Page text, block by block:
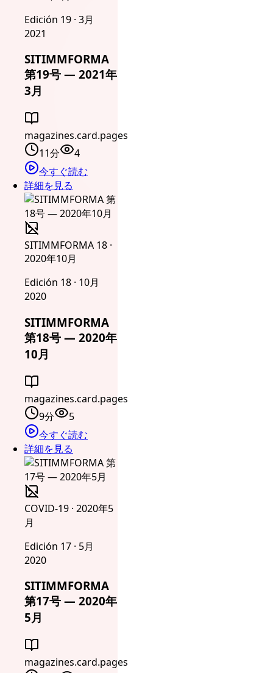
Edición 19 · 3月
2021
SITIMMFORMA
第19号 — 2021年
3月
magazines.card.pages
11分
4
今すぐ読む
詳細を見る
SITIMMFORMA 18 ·
2020年10月
Edición 18 · 10月
2020
SITIMMFORMA
第18号 — 2020年
10月
magazines.card.pages
9分
5
今すぐ読む
詳細を見る
COVID-19 · 2020年5
月
Edición 17 · 5月
2020
SITIMMFORMA
第17号 — 2020年
5月
magazines.card.pages